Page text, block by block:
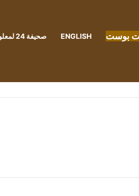
بوست ENGLISH صحيفة 24 لمعلوماتك